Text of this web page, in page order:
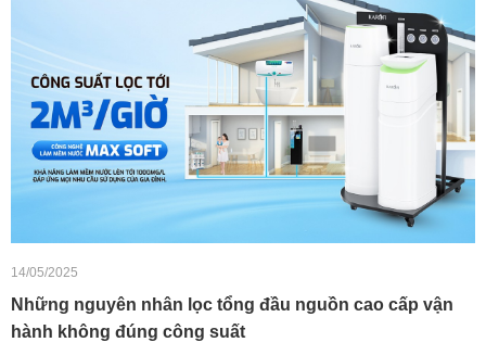
14/05/2025
Những nguyên nhân lọc tổng đầu nguồn cao cấp vận
hành không đúng công suất